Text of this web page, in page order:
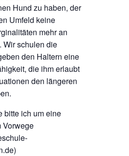
Hund zu haben, der
Umfeld keine
mehr an
Wir schulen die
den Haltern eine
die ihm erlaubt
den längeren
bitte ich um eine
Vorwege